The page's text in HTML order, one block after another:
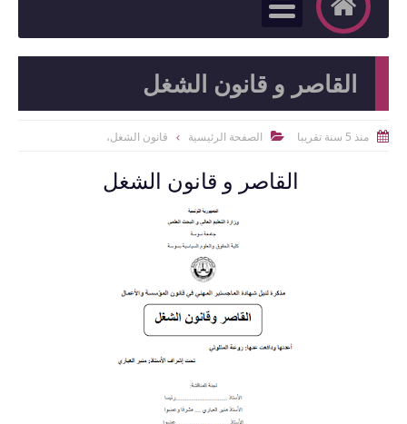
القاصر و قانون الشغل
 منذ 5 سنة تقريبا  الصفحة الرئيسية قانون الشغل،
القاصر و قانون الشغل